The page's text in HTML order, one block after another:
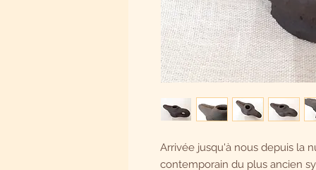
Arrivée jusqu'à nous depuis la
contemporain du plus ancien